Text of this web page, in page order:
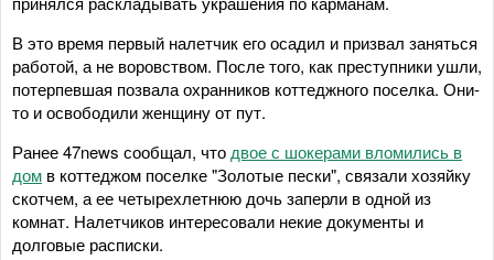
В это время первый налетчик его осадил и призвал заняться
работой, а не воровством. После того, как преступники ушли,
потерпевшая позвала охранников коттеджного поселка. Они-
то и освободили женщину от пут.
Ранее 47news сообщал, что двое с шокерами вломились в
дом в коттеджом поселке "Золотые пески", связали хозяйку
скотчем, а ее четырехлетнюю дочь заперли в одной из
комнат. Налетчиков интересовали некие документы и
долговые расписки.